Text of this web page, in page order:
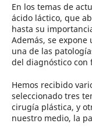
En los temas de
ácido láctico, que
hasta su
Además, se
una de las
del diagnóstico con
Hemos recibido
seleccionado tres
cirugía plástica, y
nuestro medio, la